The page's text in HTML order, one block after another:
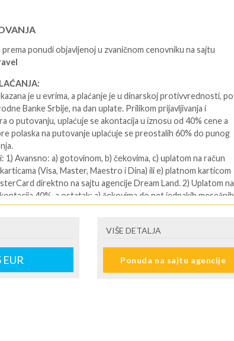
ponudi objavljenoj u zvaničnom cenovniku na sajtu
je u evrima, a plaćanje je u dinarskoj protivvrednosti, po
Banke Srbije, na dan uplate. Prilikom prijavljivanja i
o putovanju, uplaćuje se akontacija u iznosu od 40% cene a
polaska na putovanje uplaćuje se preostalih 60% do punog
1) Avansno: a) gotovinom, b) čekovima, c) uplatom na račun
(Visa, Master, Maestro i Dina) ili e) platnom karticom
direktno na sajtu agencije Dream Land. 2) Uplatom na
40%, a ostatak: a) čekovima do pet jednakih mesečnih
ili 20. u mesecu); b) platnim karticama (Visa, Master Banca
EUR
VIŠE DETALJA
Ponuda na sajtu agencije